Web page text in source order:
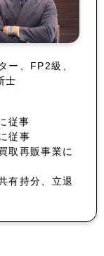
ー、FP2級、
士
従事
従事
取再販事業に
有持分、立退